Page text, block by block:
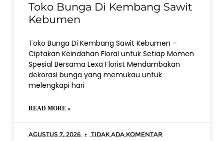
Toko Bunga Di Kembang Sawit
Kebumen
Toko Bunga Di Kembang Sawit Kebumen –
Ciptakan Keindahan Floral untuk Setiap Momen
Spesial Bersama Lexa Florist Mendambakan
dekorasi bunga yang memukau untuk
melengkapi hari
READ MORE »
Agustus 7, 2026 Tidak ada komentar